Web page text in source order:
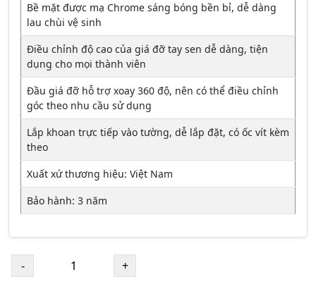
Bề mặt được mạ Chrome sáng bóng bền bỉ, dễ dàng
lau chùi vệ sinh
Điều chỉnh độ cao của giá đỡ tay sen dễ dàng, tiện
dụng cho mọi thành viên
Đầu giá đỡ hỗ trợ xoay 360 độ, nên có thể điều chỉnh
góc theo nhu cầu sử dụng
Lắp khoan trực tiếp vào tường, dễ lắp đặt, có ốc vít kèm
theo
Xuất xứ thương hiệu: Việt Nam
Bảo hành: 3 năm